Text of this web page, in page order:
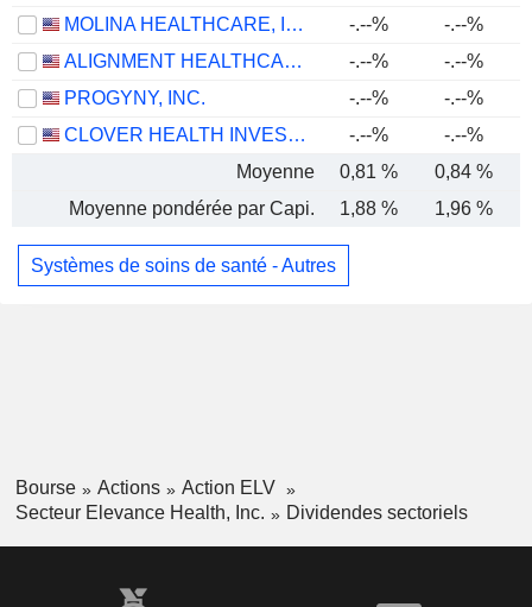
MOLINA HEALTHCARE, INC.
-.--% -.--%
ALIGNMENT HEALTHCARE, INC.
-.--% -.--%
PROGYNY, INC.
-.--% -.--%
CLOVER HEALTH INVESTMENTS, CORP.
-.--% -.--%
Moyenne
0,81 % 0,84 %
Moyenne pondérée par Capi.
1,88 % 1,96 %
Systèmes de soins de santé - Autres
Bourse Actions
Action ELV
Secteur Elevance Health, Inc.
Dividendes sectoriels